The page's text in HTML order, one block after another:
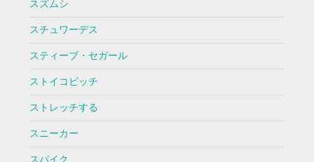
スズムシ
スチュワーデス
スティーブ・セガール
ストイコビッチ
ストレッチする
スニーカー